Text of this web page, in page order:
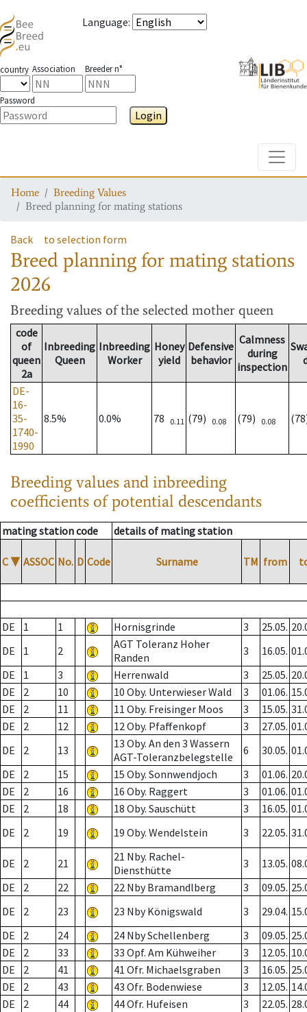
Language:
country Association Breeder n°
Password
Login
Home
Breeding Values
Breed planning for mating stations
Back to selection form
Breed planning for mating stations
2026
Breeding values of the selected mother queen
code
of
queen
2a
Inbreeding
Queen
Inbreeding
Worker
Honey
yield
Defensive
behavior
Calmness
during
inspection
DE-
16-
35-
1740-
1990
8.5% 0.0% 78 0.11 (79) 0.08 (79) 0.08
Breeding values and inbreeding
coefficients of potential descendants
mating station code details of mating station
C ▼ ASSOC No. D Code Surname TM from
DE 1 1 Hornisgrinde 3 25.05.
DE
1 2
AGT Toleranz Hoher
Randen
3 16.05.
DE
1 3 Herrenwald 3 25.05.
DE
2 10 10 Oby. Unterwieser Wald 3 01.06.
DE
2 11 11 Oby. Freisinger Moos 3 15.05.
DE
2 12 12 Oby. Pfaffenkopf 3 27.05.
DE
2 13
13 Oby. An den 3 Wassern
AGT-Toleranzbelegstelle
6 30.05.
DE
2 15 15 Oby. Sonnwendjoch 3 01.06.
DE
2 16 16 Oby. Raggert 3 01.06.
DE
2 18 18 Oby. Sauschütt 3 16.05.
DE
2 19 19 Oby. Wendelstein 3 22.05.
DE 2 21
21 Nby. Rachel-
Diensthütte
3 13.05.
DE
2 22 22 Nby Bramandlberg 3 09.05.
DE
2 23 23 Nby Königswald 3 29.04.
DE
2 24 24 Nby Schellenberg 3 09.05.
DE
2 33 33 Opf. Am Kühweiher 3 12.05.
DE
2 41 41 Ofr. Michaelsgraben 3 16.05.
DE
2 43 43 Ofr. Bodenwiese 3 12.05.
DE
2 44 44 Ofr. Hufeisen 3 22.05.